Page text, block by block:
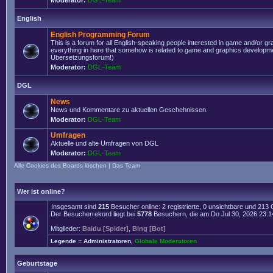
English
English Programming Forum
This is a forum for all English-speaking people interested in game and/or
everything in here that somehow is related to game and graphics
Übersetzungsforum!)
Moderator: DGL-Team
DGL
News
News und Kommentare zu aktuellen Geschehnissen.
Moderator: DGL-Team
Umfragen
Aktuelle und alte Umfragen von DGL
Moderator: DGL-Team
Alle Cookies des Boards löschen | Das Team
Wer ist online?
Insgesamt sind 215 Besucher online: 2 registrierte, 0 unsichtbare und
Der Besucherrekord liegt bei 5778 Besuchern, die am Do Jul 30, 2026
Mitglieder: Baidu [Spider] Bing [Bot]
Legende :: Administratoren Globale Moderatoren
Geburtstage